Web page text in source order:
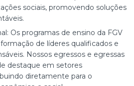
sociais, promovendo soluções
Os programas de ensino da FGV
de líderes qualificados e
Nossos egressos e egressas
destaque em setores
diretamente para o